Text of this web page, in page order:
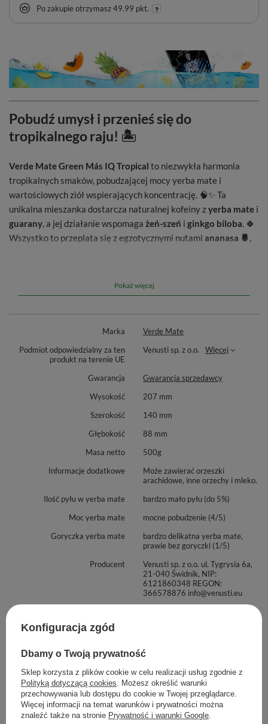
Po zakupie otrzymasz49.99 pkt.
Pobudź umysł i przenieś się do
tropikalnego raju! 🏝️
Verde Mate Green Más IQ Tropical to niezwykła harmonia
tropikalnych smaków, pobudzającej mocy yerba mate i
wartościowych ziół wspierających koncentrację. 🧠✨ Ta
unikalna mieszanka dostarcza naturalnej kofeiny zyerba mate i
guarany, a jej działanie wspomaga żeń-szeń i ginkgo biloba. 🍀
Wszystko to przeplata się z egzotycznymi nutami ananasa 🍍,
płatki róży 🌹, bławatka i nagietka
, które zachwycą smakiem i
przepięknym wyglądem.
chcesz dostarczyć sobie zdrowej dawki energii,
Más IQ Tropicalbędzie idealnym wyborem! 🚀
Pokaż więcej
Marka
Verde Mate
Podmiot odpowiedzialny za ten
produkt na terenie UE
Venusti sp. z o.o. Więcej
Gwarancja
Gwarancja sprzedawcy
Wysokość
207 mm
Szerokość
140 mm
Głębokość
88 mm
Masa netto
500g
Informacje dodatkowe
Może zawierać orzeszki
arachidowe, inne orzechy i mleko.
Ilość pyłu w yerba mate
bardzo mało pyłu (do 5%)
Moc yerba mate
mocne pobudzenie (4/5)
Goryczka yerba mate
bardzo delikatna yerba mate,
prawie bez goryczki (1/5)
Producent
Venusti sp. z o.o. ul. Tygrysia 6a,
21-040 Świdnik, NIP:
6121860348 REGON:
366578876 info@venusti.eu
Sposób przygotowania
Nasyp około 15g yerba mate do
naczynka, umieść w nim bombillę i
zalej wodą o temperaturze nie
wyższej niż 80°C. Odczekaj kilka
minut. Susz możesz zalewać
kilkukrotnie, do momentu, gdy
napar utraci smak.
Konfiguracja zgód
Dbamy o Twoją prywatność
Sklep korzysta z plików cookie w celu realizacji usług zgodnie z
Polityką dotyczącą cookies. Możesz określić warunki
przechowywania lub dostępu do cookie w Twojej przeglądarce.
Więcej informacji na temat warunków i prywatności można
znaleźć także na stronie Prywatność i warunki Google.